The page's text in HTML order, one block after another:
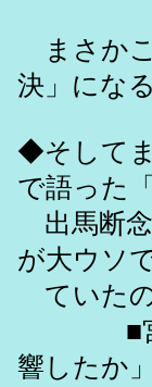
まさか
決」にな
◆そして
で語った
出馬断
が大ウソ
ていたの
■宮本
響したか